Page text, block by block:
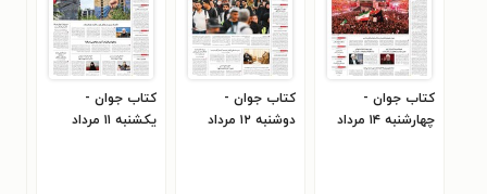
کتاب جوان -
چهارشنبه ۱۴ مرداد
کتاب جوان -
دوشنبه ۱۲ مرداد
کتاب جوان -
يکشنبه ۱۱ مرداد